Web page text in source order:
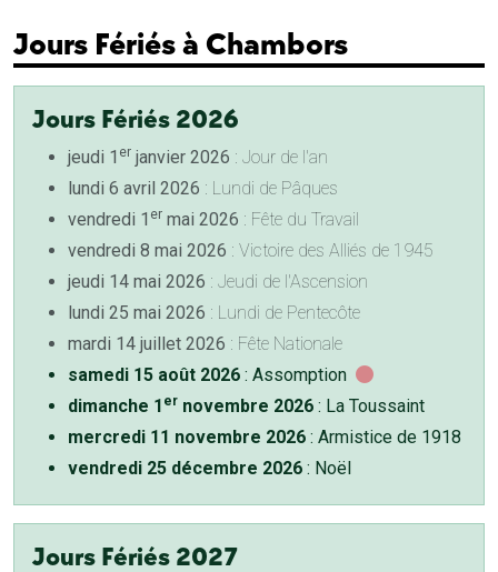
Jours Fériés à Chambors
Jours Fériés 2026
jeudi 1 er janvier 2026 : Jour de l'an
lundi 6 avril 2026 : Lundi de Pâques
vendredi 1 er mai 2026 : Fête du Travail
vendredi 8 mai 2026 : Victoire des Alliés de 1945
jeudi 14 mai 2026 : Jeudi de l'Ascension
lundi 25 mai 2026 : Lundi de Pentecôte
mardi 14 juillet 2026 : Fête Nationale
samedi 15 août 2026 : Assomption
dimanche 1 er novembre 2026 : La Toussaint
mercredi 11 novembre 2026 : Armistice de 1918
vendredi 25 décembre 2026 : Noël
Jours Fériés 2027